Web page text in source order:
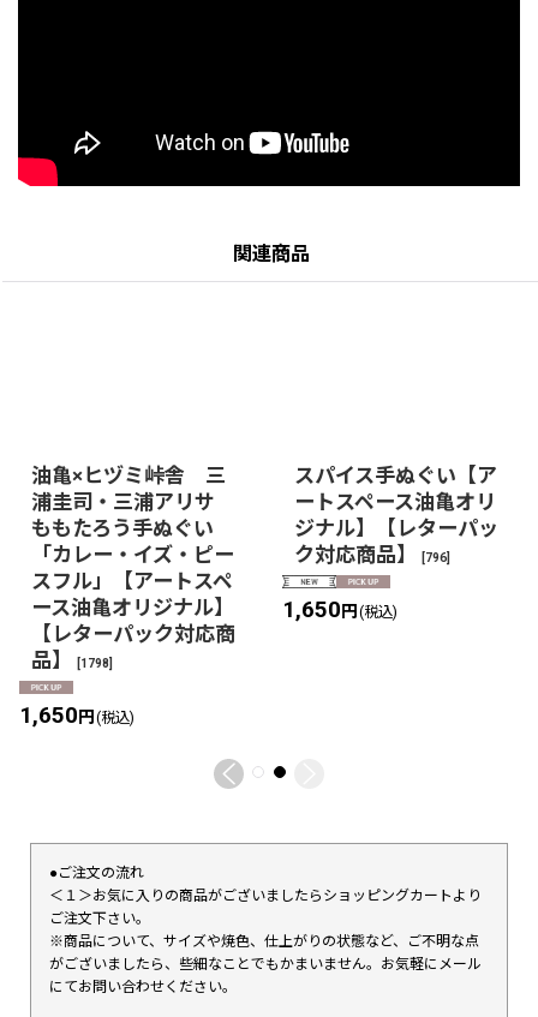
関連商品
油亀×ヒヅミ峠舎 三
浦圭司・三浦アリサ
ももたろう手ぬぐい
「カレー・イズ・ピー
スフル」【アートスペ
ース油亀オリジナル】
【レターパック対応商
品】
[1798]
1,650円 (税込)
スパイス手ぬぐい【ア
ートスペース油亀オリ
ジナル】【レターパッ
ク対応商品】
[796]
1,650円 (税込)
●ご注文の流れ
＜１＞お気に入りの商品がございましたらショッピングカートより
ご注文下さい。
※商品について、サイズや焼色、仕上がりの状態など、ご不明な点
がございましたら、些細なことでもかまいません。お気軽にメール
にてお問い合わせください。